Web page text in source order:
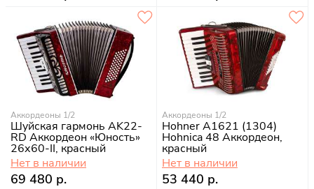
Аккордеоны 1/2
Шуйская гармонь AK22-
RD Аккордеон «Юность»
26х60-II, красный
Нет в наличии
69 480 р.
Аккордеоны 1/2
Hohner A1621 (1304)
Hohnica 48 Аккордеон,
красный
Нет в наличии
53 440 р.